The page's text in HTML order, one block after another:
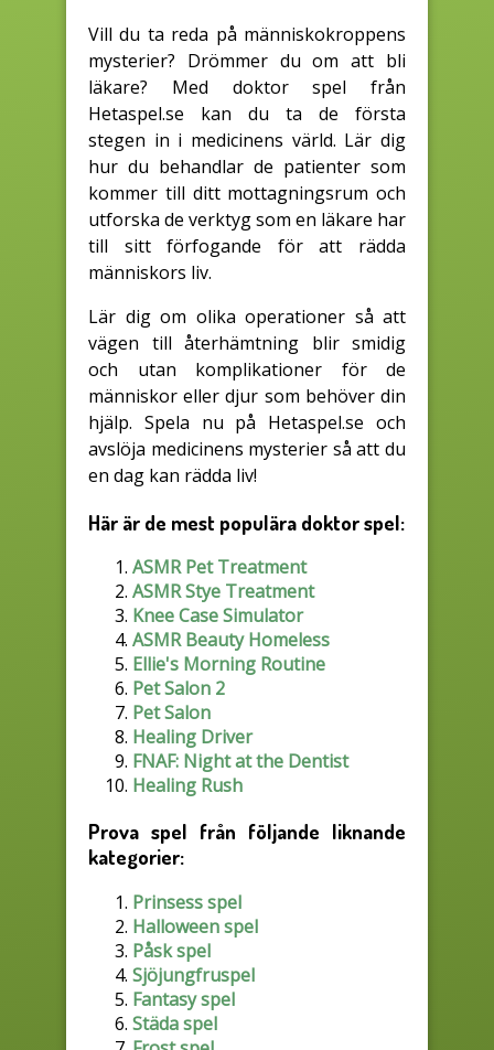
Vill du ta reda på människokroppens
mysterier? Drömmer du om att bli
läkare? Med doktor spel från
Hetaspel.se kan du ta de första
stegen in i medicinens värld. Lär dig
hur du behandlar de patienter som
kommer till ditt mottagningsrum och
utforska de verktyg som en läkare har
till sitt förfogande för att rädda
människors liv.
Lär dig om olika operationer så att
vägen till återhämtning blir smidig
och utan komplikationer för de
människor eller djur som behöver din
hjälp. Spela nu på Hetaspel.se och
avslöja medicinens mysterier så att du
en dag kan rädda liv!
Här är de mest populära doktor spel:
ASMR Pet Treatment
ASMR Stye Treatment
Knee Case Simulator
ASMR Beauty Homeless
Ellie's Morning Routine
Pet Salon 2
Pet Salon
Healing Driver
FNAF: Night at the Dentist
Healing Rush
Prova spel från följande liknande
kategorier:
Prinsess spel
Halloween spel
Påsk spel
Sjöjungfruspel
Fantasy spel
Städa spel